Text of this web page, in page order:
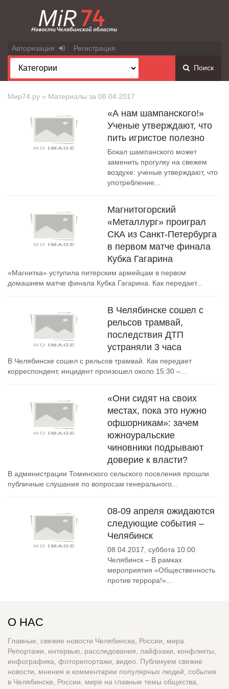
Авторизация Регистрация
Поиск
Мир74.ру » Материалы за 08.04.2017
«А нам шампанского!»
Ученые утверждают, что
пить игристое полезно
Бокал шампанского может
заменить прогулку на свежем
воздухе: ученые утверждают, что
употребление...
Магнитогорский
«Металлург» проиграл
СКА из Санкт-Петербурга
в первом матче финала
Кубка Гагарина
«Магнитка» уступила питерским армейцам в первом
домашнем матче финала Кубка Гагарина. Как передает...
В Челябинске сошел с
рельсов трамвай,
последствия ДТП
устраняли 3 часа
В Челябинске сошел с рельсов трамвай. Как передает
корреспондент, инцидент произошел около 15:30 –...
«Они сидят на своих
местах, пока это нужно
офшорникам»: зачем
южноуральские
чиновники подрывают
доверие к власти?
В администрации Томинского сельского поселения прошли
публичные слушания по вопросам генерального...
08-09 апреля ожидаются
следующие события –
Челябинск
08.04.2017, суббота 10:00
Челябинск – В рамках
мероприятия «Общественность
против террора!»...
О НАС
Главные, свежие новости Челябинска, России, мира.
Репортажи, интервью, расследования, лайфхаки, конфликты,
инфографика, фоторепортажи, видео. Публикуем свежие
новости, мнения и комментарии популярных людей, события
в Челябинске, России, мире на главные темы общества,